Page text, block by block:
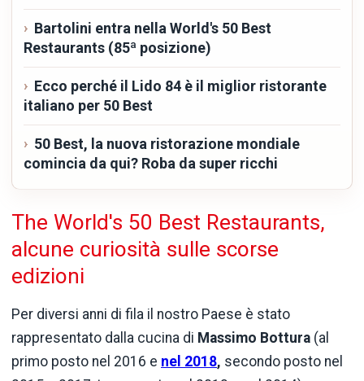
Bartolini entra nella World's 50 Best
Restaurants (85ª posizione)
Ecco perché il Lido 84 è il miglior ristorante
italiano per 50 Best
50 Best, la nuova ristorazione mondiale
comincia da qui? Roba da super ricchi
The World's 50 Best Restaurants,
alcune curiosità sulle scorse
edizioni
Per diversi anni di fila il nostro Paese è stato
rappresentato dalla cucina di Massimo Bottura (al
primo posto nel 2016 e nel 2018, secondo posto nel